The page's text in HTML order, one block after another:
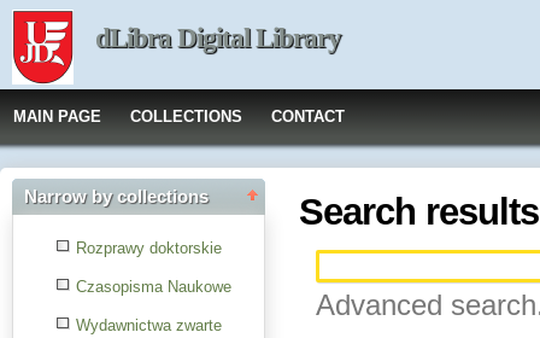
dLibra Digital Library
MAIN PAGE COLLECTIONS CONTACT
Narrow by collections
Rozprawy doktorskie
Czasopisma Naukowe
Wydawnictwa zwarte
Search results
Advanced